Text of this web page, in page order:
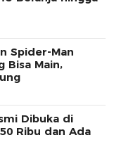
Spider-Man
Bisa Main,
Dibuka di
Ribu dan Ada